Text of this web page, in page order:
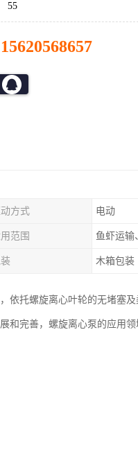
55
15620568657
方式 电动
范围 鱼虾运输
木箱包装
依托螺旋离心叶轮的无堵塞
和完善，螺旋离心泵的应用领